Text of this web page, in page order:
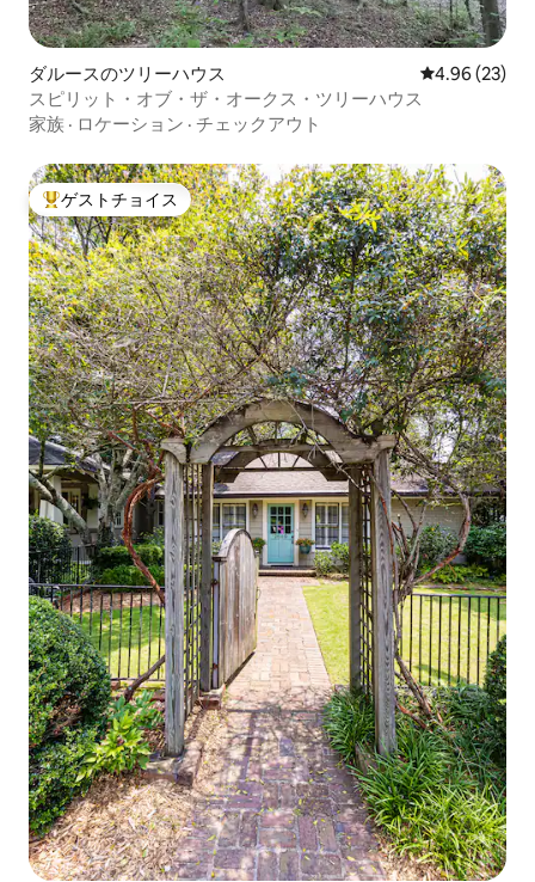
ダルースのツリーハウス レビュー23
4.96 (23)
スピリット・オブ・ザ・オークス・ツリーハウス
家族 · ロケーション · チェックアウト
大好評のゲストチョイスです。
ゲストチョイス